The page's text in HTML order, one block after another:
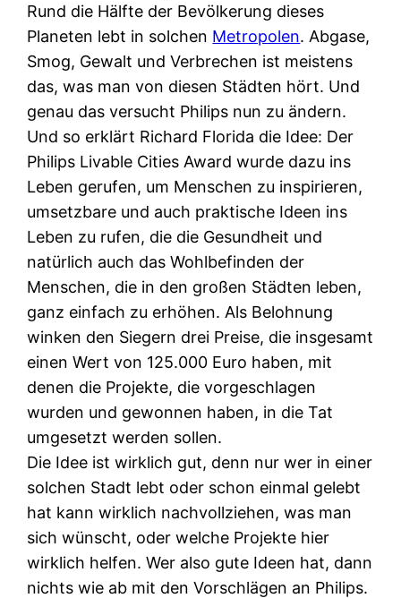
Rund die Hälfte der Bevölkerung dieses
Planeten lebt in solchen Metropolen. Abgase,
Smog, Gewalt und Verbrechen ist meistens
das, was man von diesen Städten hört. Und
genau das versucht Philips nun zu ändern.
Und so erklärt Richard Florida die Idee: Der
Philips Livable Cities Award wurde dazu ins
Leben gerufen, um Menschen zu inspirieren,
umsetzbare und auch praktische Ideen ins
Leben zu rufen, die die Gesundheit und
natürlich auch das Wohlbefinden der
Menschen, die in den großen Städten leben,
ganz einfach zu erhöhen. Als Belohnung
winken den Siegern drei Preise, die insgesamt
einen Wert von 125.000 Euro haben, mit
denen die Projekte, die vorgeschlagen
wurden und gewonnen haben, in die Tat
umgesetzt werden sollen.
Die Idee ist wirklich gut, denn nur wer in einer
solchen Stadt lebt oder schon einmal gelebt
hat kann wirklich nachvollziehen, was man
sich wünscht, oder welche Projekte hier
wirklich helfen. Wer also gute Ideen hat, dann
nichts wie ab mit den Vorschlägen an Philips.